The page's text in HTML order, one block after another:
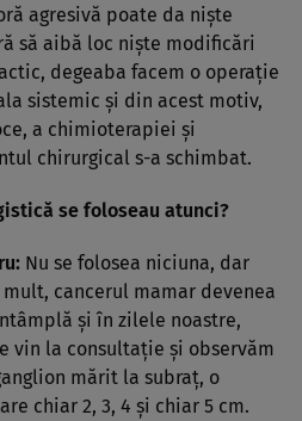
agresivă poate da nişte
să aibă loc nişte modificări
degeaba facem o operaţie
sistemic şi din acest motiv,
a chimioterapiei şi
chirurgical s-a schimbat.
se foloseau atunci?
Nu se folosea niciuna, dar
cancerul mamar devenea
şi în zilele noastre,
vin la consultaţie şi observăm
mărit la subraţ, o
chiar 2, 3, 4 şi chiar 5 cm.